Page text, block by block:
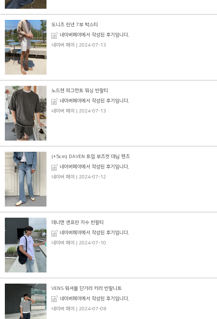
도니츠 린넨 7부 박스티
네이버페이에서 작성된 후기입니다.
네이버 페이
| 2024-07-13
노드렌 피그먼트 워싱 반팔티
네이버페이에서 작성된 후기입니다.
네이버 페이
| 2024-07-13
(+5cm) DAVEN 트임 부츠컷 데님 팬츠
네이버페이에서 작성된 후기입니다.
네이버 페이 | 2024-07-12
데니엔 샌프란 자수 반팔티
네이버페이에서 작성된 후기입니다.
네이버 페이 | 2024-07-10
VENS 워셔블 단가라 카라 반팔니트
네이버페이에서 작성된 후기입니다.
네이버 페이 | 2024-07-08